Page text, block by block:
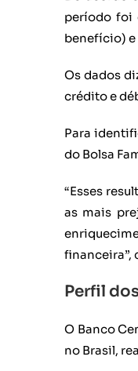
período foi
benefício) e
Os dados
crédito e
Para
do Bolsa
“Esses
as mais
financeira”,
Perfil
O Banco
no Brasil,